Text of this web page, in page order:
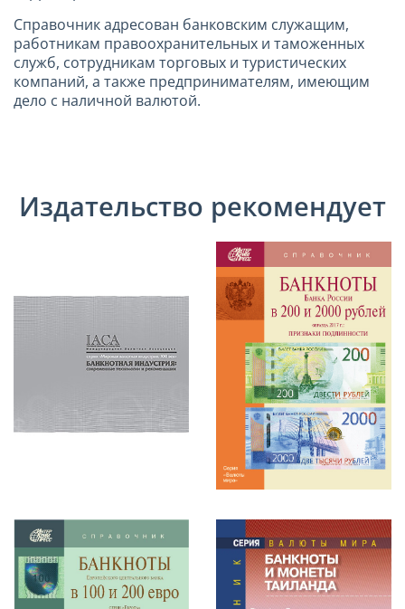
Справочник адресован банковским служащим,
работникам правоохранительных и таможенных
служб, сотрудникам торговых и туристических
компаний, а также предпринимателям, имеющим
дело с наличной валютой.
Издательство рекомендует